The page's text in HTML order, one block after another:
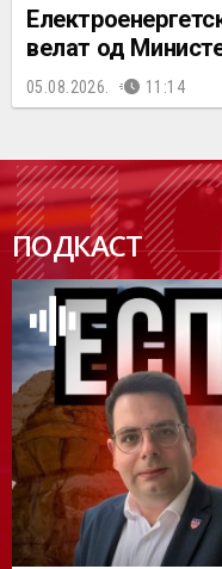
велат од
05.08.2026. 11:14
ПОДКАСТ